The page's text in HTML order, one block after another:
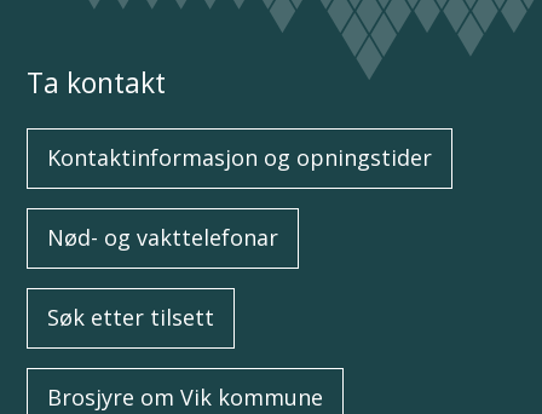
Ta kontakt
Kontaktinformasjon og opningstider
Nød- og vakttelefonar
Søk etter tilsett
Brosjyre om Vik kommune